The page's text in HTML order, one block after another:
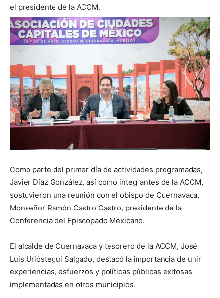
el presidente de la ACCM.
Como parte del primer día de actividades programadas,
Javier Díaz González, así como integrantes de la ACCM,
sostuvieron una reunión con el obispo de Cuernavaca,
Monseñor Ramón Castro Castro, presidente de la
Conferencia del Episcopado Mexicano.
El alcalde de Cuernavaca y tesorero de la ACCM, José
Luis Urióstegui Salgado, destacó la importancia de unir
experiencias, esfuerzos y políticas públicas exitosas
implementadas en otros municipios.